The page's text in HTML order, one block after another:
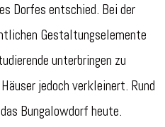
Dorfes entschied. Bei der
Gestaltungselemente
unterbringen zu
jedoch verkleinert. Rund
Bungalowdorf heute.